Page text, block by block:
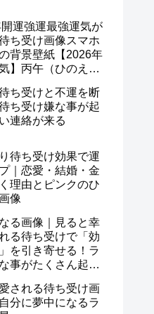
運強運最強運気が
待ち受け画像スマホ
背景壁紙【2026年
】丙午（ひのえう
ち受けと不運を断
ち受け嫌な事が起
連絡が来る
待ち受け効果で運
｜恋愛・結婚・金
理由とピンクのひ
像
る画像｜見ると幸
る待ち受けで「効
を引き寄せる！ラ
事がたくさん起こ
される待ち受け画
分に夢中になるラ